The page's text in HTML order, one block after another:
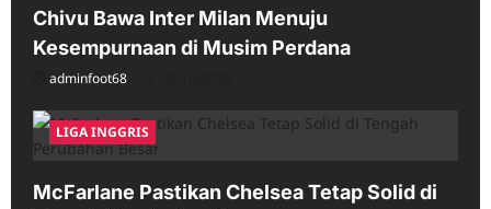
Chivu Bawa Inter Milan Menuju
Kesempurnaan di Musim Perdana
adminfoot68
LIGA INGGRIS
McFarlane Pastikan Chelsea Tetap Solid di